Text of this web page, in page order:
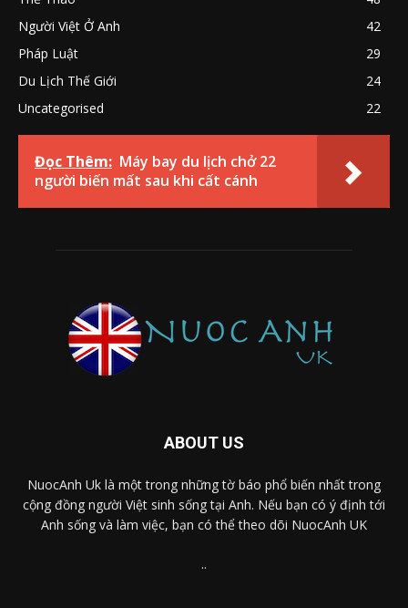
Người Việt Ở Anh
42
Pháp Luật
29
Du Lịch Thế Giới
24
Uncategorised
22
Đọc Thêm: Máy bay du lịch chở 22
người biến mất sau khi cất cánh
ABOUT US
NuocAnh Uk là một trong những tờ báo phổ biến nhất trong
cộng đồng người Việt sinh sống tại Anh. Nếu bạn có ý định tới
Anh sống và làm việc, bạn có thể theo dõi NuocAnh UK
..